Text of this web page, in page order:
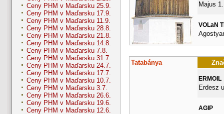
Ceny PHM v Maďarsku 25.9.
Ceny PHM v Maďarsku 17.9.
Ceny PHM v Maďarsku 11.9.
Ceny PHM v Maďarsku 28.8.
Ceny PHM v Maďarsku 21.8.
Ceny PHM v Maďarsku 14.8.
Ceny PHM v Maďarsku 7.8.
Ceny PHM v Maďarsku 31.7.
Ceny PHM v Maďarsku 24.7.
Ceny PHM v Maďarsku 17.7.
Ceny PHM v Maďarsku 10.7.
Ceny PHM v Maďarsku 3.7.
Ceny PHM v Maďarsku 26.6.
Ceny PHM v Maďarsku 19.6.
Ceny PHM v Maďarsku 12.6.
Majus
VOLaN
Tatabánya
ERMOIL
Erdesz
AGIP